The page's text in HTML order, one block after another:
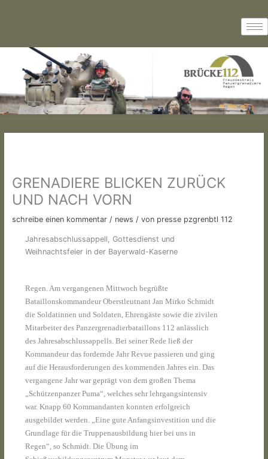
GRENADIERE BLICKEN ZURÜCK
UND NACH VORN
schreibe einen kommentar / news / von presse pzgrenbtl 112
Jahresabschlussappell, Gottesdienst und
Weihnachtsfeier in der Bayerwald-Kaserne
Regen. Am vergangenen Mittwoch begrüßte
Bataillonskommandeur Oberstleutnant Jan Mirko Schmidt
die Soldatinnen und Soldaten, Ehrengäste sowie die zivilen
Mitarbeiter des Panzergrenadierbataillons 112 anlässlich
des Jahresabschlussappells. Bei seiner Rede ließ der
Kommandeur das fordernde Jahr Revue passieren und ging
auf die Herausforderungen des kommenden Jahres ein. Das
vergangene Jahr war geprägt von dem großen Thema
„Schützenpanzer Puma“, welches sehr lehrgangsintensiv
war. Knapp 60 Kommandanten konnten erfolgreich
ausgebildet werden. „Eine gute Anfangsinvestition und die
Grundlage für die Truppenausbildung hier bei uns in
Regen“, so Schmidt. Die Übung im